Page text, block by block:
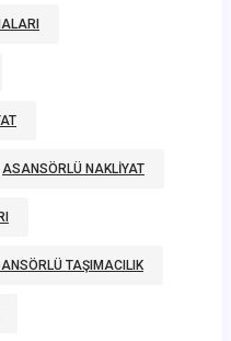
ASANSÖRLÜ NAKLIYAT
TAŞIMACILIK